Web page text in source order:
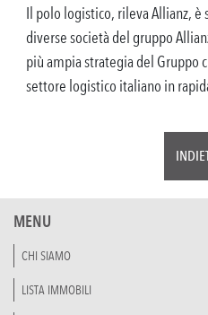
Il polo logistico, rileva Allianz, è
diverse società del gruppo
più ampia strategia del Gruppo
settore logistico italiano in
MENU
CHI SIAMO
LISTA IMMOBILI